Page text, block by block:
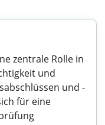
zentrale Rolle in
und
und -
für eine